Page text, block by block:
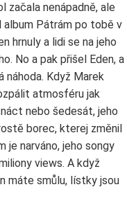
začala nenápadně, ale
album Pátrám po tobě v
hrnuly a lidi se na jeho
No a pak přišel Eden, a
náhoda. Když Marek
atmosféru jak
nebo šedesát, jeho
borec, kterej změnil
je narváno, jeho songy
views. A když
máte smůlu, lístky jsou